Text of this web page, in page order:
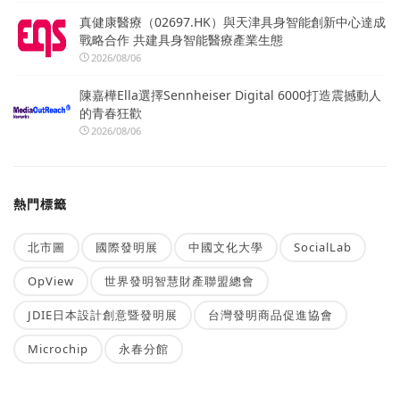
真健康醫療（02697.HK）與天津具身智能創新中心達成
戰略合作 共建具身智能醫療產業生態
2026/08/06
陳嘉樺Ella選擇Sennheiser Digital 6000打造震撼動人
的青春狂歡
2026/08/06
熱門標籤
北市圖 國際發明展 中國文化大學 SocialLab
OpView 世界發明智慧財產聯盟總會
JDIE日本設計創意暨發明展 台灣發明商品促進協會
Microchip 永春分館